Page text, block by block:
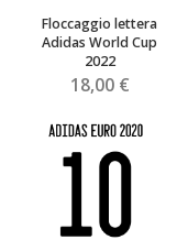
Floccaggio lettera
Adidas World Cup
2022
18,00 €